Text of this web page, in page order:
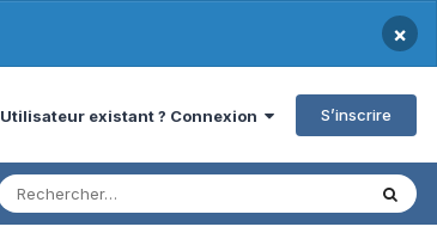
×
Utilisateur existant ? Connexion S’inscrire